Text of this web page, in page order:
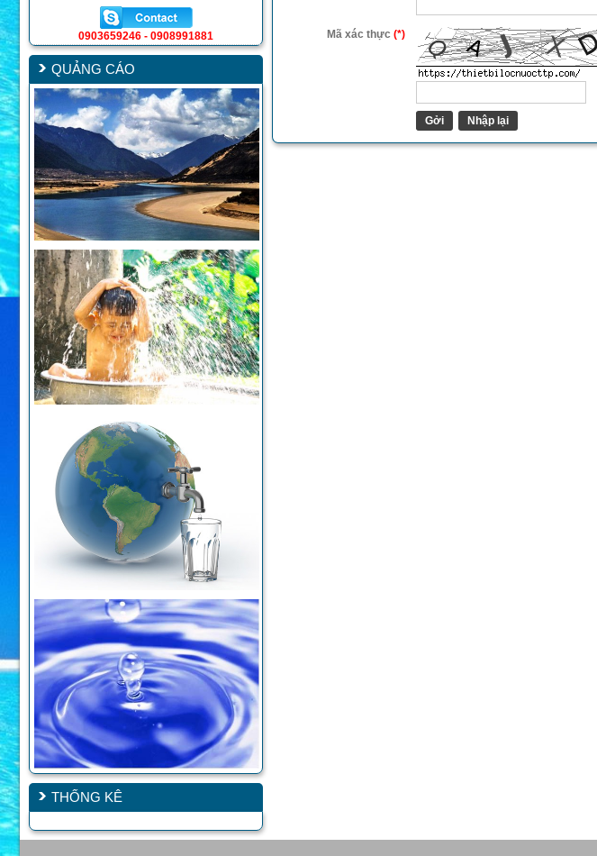
0903659246 - 0908991881
QUẢNG CÁO
THỐNG KÊ
Mã xác thực (*)
Gởi Nhập lại